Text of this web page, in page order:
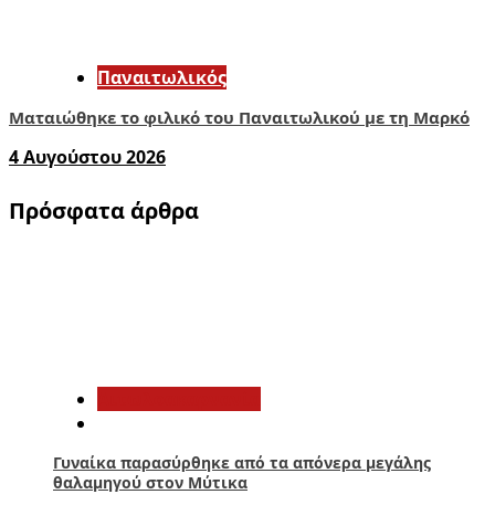
Παναιτωλικός
Ματαιώθηκε το φιλικό του Παναιτωλικού με τη Μαρκό
4 Αυγούστου 2026
Πρόσφατα άρθρα
Γυναίκα παρασύρθηκε από τα απόνερα μεγάλης
θαλαμηγού στον Μύτικα